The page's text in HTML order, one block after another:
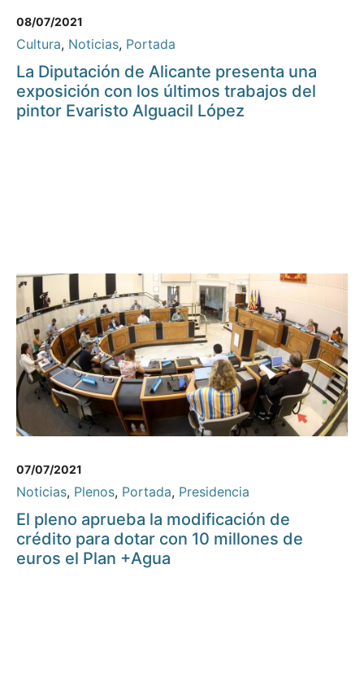
08/07/2021
Cultura, Noticias, Portada
La Diputación de Alicante presenta una
exposición con los últimos trabajos del
pintor Evaristo Alguacil López
07/07/2021
Noticias, Plenos, Portada, Presidencia
El pleno aprueba la modificación de
crédito para dotar con 10 millones de
euros el Plan +Agua